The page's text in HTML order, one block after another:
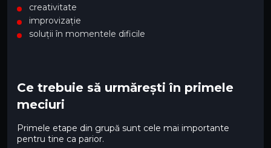
creativitate
improvizație
soluții în momentele dificile
Ce trebuie să urmărești în primele
meciuri
Primele etape din grupă sunt cele mai importante
pentru tine ca parior.